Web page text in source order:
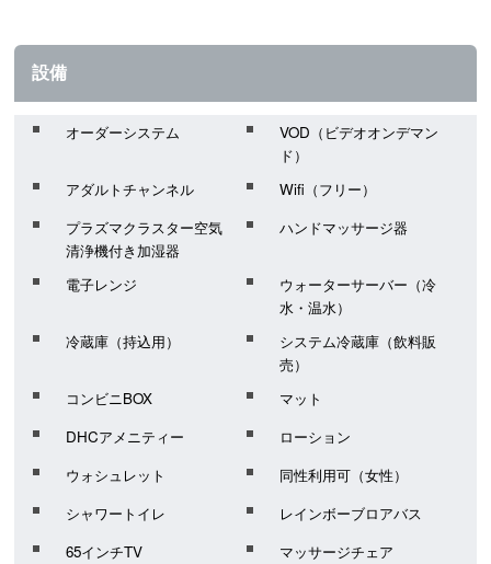
設備
オーダーシステム
VOD（ビデオオンデマン
ド）
アダルトチャンネル
Wifi（フリー）
プラズマクラスター空気
清浄機付き加湿器
ハンドマッサージ器
電子レンジ
ウォーターサーバー（冷
水・温水）
冷蔵庫（持込用）
システム冷蔵庫（飲料販
売）
コンビニBOX
マット
DHCアメニティー
ローション
ウォシュレット
同性利用可（女性）
シャワートイレ
レインボーブロアバス
65インチTV
マッサージチェア